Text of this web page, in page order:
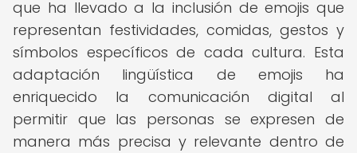
que ha llevado a la inclusión de emojis que
representan festividades, comidas, gestos y
símbolos específicos de cada cultura. Esta
adaptación lingüística de emojis ha
enriquecido la comunicación digital al
permitir que las personas se expresen de
manera más precisa y relevante dentro de